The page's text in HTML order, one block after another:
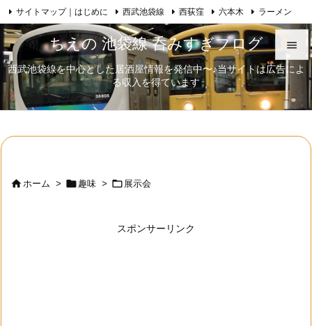
ちえの 池袋線 呑みすぎブログ
西武池袋線を中心とした居酒屋情報を発信中〜♪当サイトは広告によ
る収入を得ています


メニュ

サイトマップ｜はじめに 西武池袋線 西荻窪 六本木 ラーメン
日本酒 歌舞伎 自己紹介 RSS Feedly
ホーム >  趣味 >  展示会
スポンサーリンク